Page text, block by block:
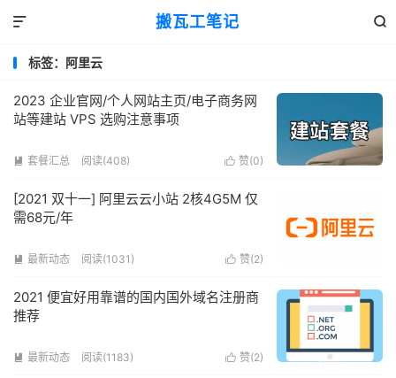
搬瓦工笔记 

标签：阿里云
2023 企业官网/个人网站主页/电子商务网
站等建站 VPS 选购注意事项
 套餐汇总 阅读(408)  赞(0)
[2021 双十一] 阿里云云小站 2核4G5M 仅
需68元/年
 最新动态 阅读(1031)  赞(2)
2021 便宜好用靠谱的国内国外域名注册商
推荐
 最新动态 阅读(1183)  赞(2)